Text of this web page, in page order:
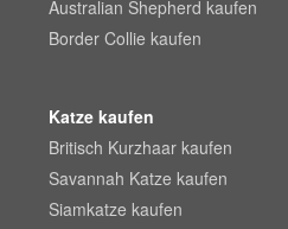
Australian Shepherd kaufen
Border Collie kaufen
Katze kaufen
Britisch Kurzhaar kaufen
Savannah Katze kaufen
Siamkatze kaufen